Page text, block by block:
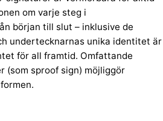
om varje steg i
början till slut – inklusive de
undertecknarnas unika identitet är
för all framtid. Omfattande
(som sproof sign) möjliggör